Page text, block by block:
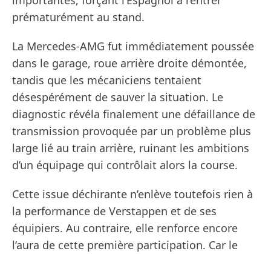
prématurément au stand.
La Mercedes-AMG fut immédiatement poussée
dans le garage, roue arrière droite démontée,
tandis que les mécaniciens tentaient
désespérément de sauver la situation. Le
diagnostic révéla finalement une défaillance de
transmission provoquée par un problème plus
large lié au train arrière, ruinant les ambitions
d’un équipage qui contrôlait alors la course.
Cette issue déchirante n’enlève toutefois rien à
la performance de Verstappen et de ses
équipiers. Au contraire, elle renforce encore
l’aura de cette première participation. Car le